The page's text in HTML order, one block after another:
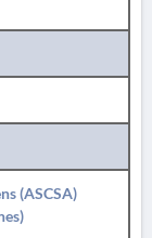
(ASCSA)